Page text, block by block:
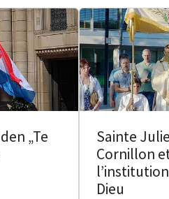
„Te
Sainte
Cornillon
Dieu